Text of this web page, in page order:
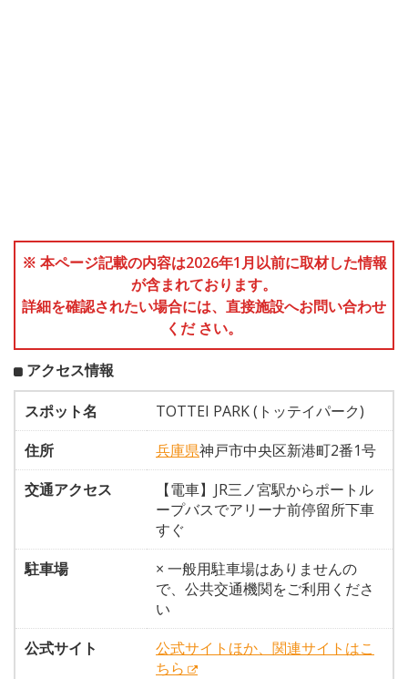
※ 本ページ記載の内容は2026年1月以前に取材した情報
が含まれております。
詳細を確認されたい場合には、直接施設へお問い合わせ
くだ さい。
アクセス情報
スポット名
TOTTEI PARK (トッテイパーク)
住所
兵庫県神戸市中央区新港町2番1号
交通アクセス
【電車】JR三ノ宮駅からポートル
ープバスでアリーナ前停留所下車
すぐ
駐車場
× 一般用駐車場はありませんの
で、公共交通機関をご利用くださ
い
公式サイト
公式サイトほか、関連サイトはこ
ちら